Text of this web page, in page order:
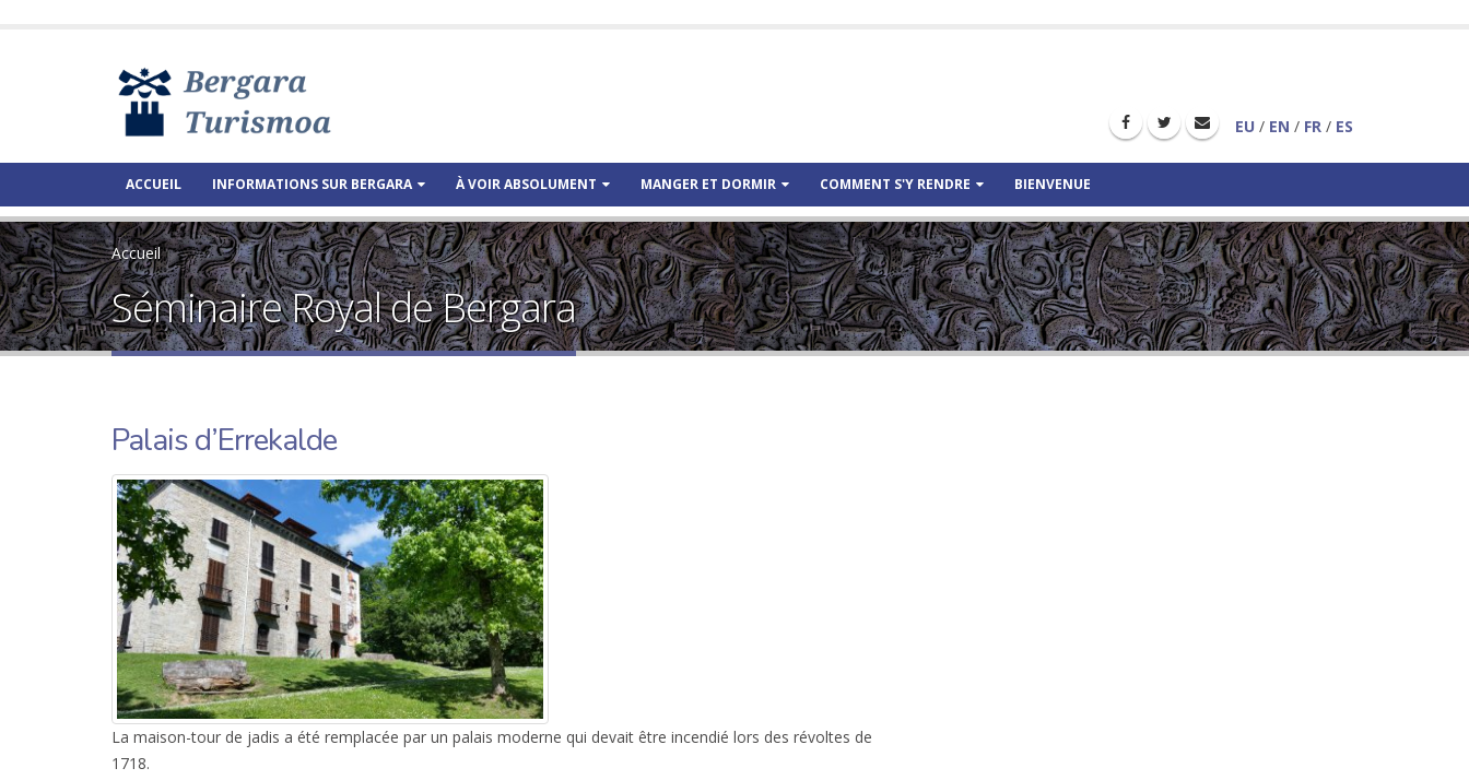
EU / EN / FR / ES
ACCUEIL INFORMATIONS SUR BERGARA À VOIR ABSOLUMENT MANGER ET DORMIR COMMENT S'Y RENDRE BIENVENUE
Accueil
Séminaire Royal de Bergara
Palais d’Errekalde
La maison-tour de jadis a été remplacée par un palais moderne qui devait être incendié lors des révoltes de
1718.